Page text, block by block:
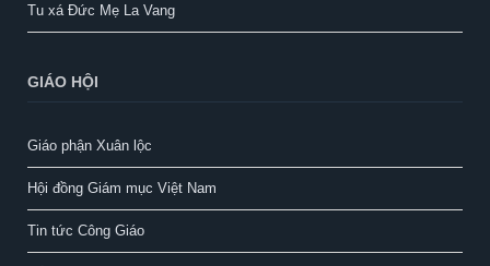
Tu xá Đức Mẹ La Vang
GIÁO HỘI
Giáo phận Xuân lộc
Hội đồng Giám mục Việt Nam
Tin tức Công Giáo